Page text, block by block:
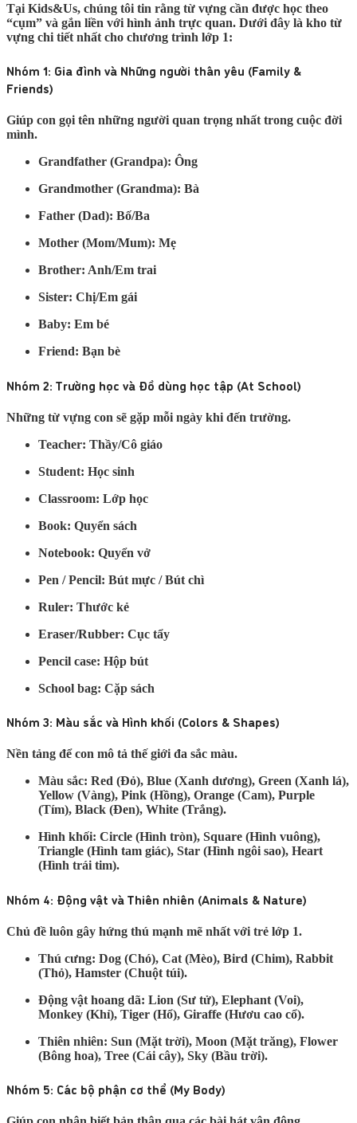
Tại Kids&Us, chúng tôi tin rằng từ vựng cần được học theo
“cụm” và gắn liền với hình ảnh trực quan. Dưới đây là kho từ
vựng chi tiết nhất cho chương trình lớp 1:
Nhóm 1: Gia đình và Những người thân yêu (Family &
Friends)
Giúp con gọi tên những người quan trọng nhất trong cuộc đời
mình.
Grandfather (Grandpa): Ông
Grandmother (Grandma): Bà
Father (Dad): Bố/Ba
Mother (Mom/Mum): Mẹ
Brother: Anh/Em trai
Sister: Chị/Em gái
Baby: Em bé
Friend: Bạn bè
Nhóm 2: Trường học và Đồ dùng học tập (At School)
Những từ vựng con sẽ gặp mỗi ngày khi đến trường.
Teacher: Thầy/Cô giáo
Student: Học sinh
Classroom: Lớp học
Book: Quyển sách
Notebook: Quyển vở
Pen / Pencil: Bút mực / Bút chì
Ruler: Thước kẻ
Eraser/Rubber: Cục tẩy
Pencil case: Hộp bút
School bag: Cặp sách
Nhóm 3: Màu sắc và Hình khối (Colors & Shapes)
Nền tảng để con mô tả thế giới đa sắc màu.
Màu sắc: Red (Đỏ), Blue (Xanh dương), Green (Xanh lá),
Yellow (Vàng), Pink (Hồng), Orange (Cam), Purple
(Tím), Black (Đen), White (Trắng).
Hình khối: Circle (Hình tròn), Square (Hình vuông),
Triangle (Hình tam giác), Star (Hình ngôi sao), Heart
(Hình trái tim).
Nhóm 4: Động vật và Thiên nhiên (Animals & Nature)
Chủ đề luôn gây hứng thú mạnh mẽ nhất với trẻ lớp 1.
Thú cưng: Dog (Chó), Cat (Mèo), Bird (Chim), Rabbit
(Thỏ), Hamster (Chuột túi).
Động vật hoang dã: Lion (Sư tử), Elephant (Voi),
Monkey (Khỉ), Tiger (Hổ), Giraffe (Hươu cao cổ).
Thiên nhiên: Sun (Mặt trời), Moon (Mặt trăng), Flower
(Bông hoa), Tree (Cái cây), Sky (Bầu trời).
Nhóm 5: Các bộ phận cơ thể (My Body)